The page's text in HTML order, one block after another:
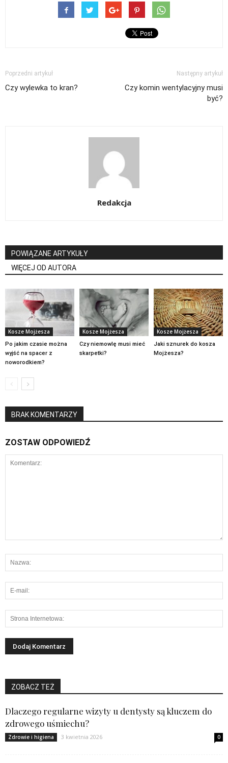
Poprzedni artykuł
Czy wylewka to kran?
Następny artykuł
Czy komin wentylacyjny musi
być?
Redakcja
POWIĄZANE ARTYKUŁY
WIĘCEJ OD AUTORA
Kosze Mojżesza
Po jakim czasie można
wyjść na spacer z
noworodkiem?
Kosze Mojżesza
Czy niemowlę musi mieć
skarpetki?
Kosze Mojżesza
Jaki sznurek do kosza
Mojżesza?
BRAK KOMENTARZY
ZOSTAW ODPOWIEDŹ
ZOBACZ TEŻ
Dlaczego regularne wizyty u dentysty są kluczem do
zdrowego uśmiechu?
Zdrowie i higiena 3 kwietnia 2026 0